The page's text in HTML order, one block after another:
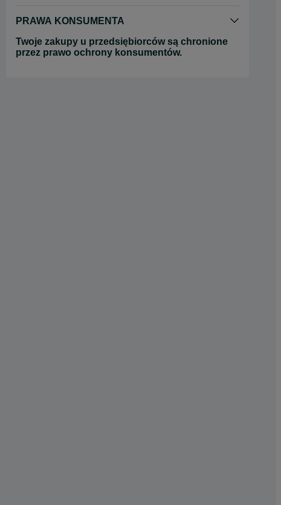
PRAWA KONSUMENTA
Twoje zakupy u przedsiębiorców są chronione
przez prawo ochrony konsumentów.